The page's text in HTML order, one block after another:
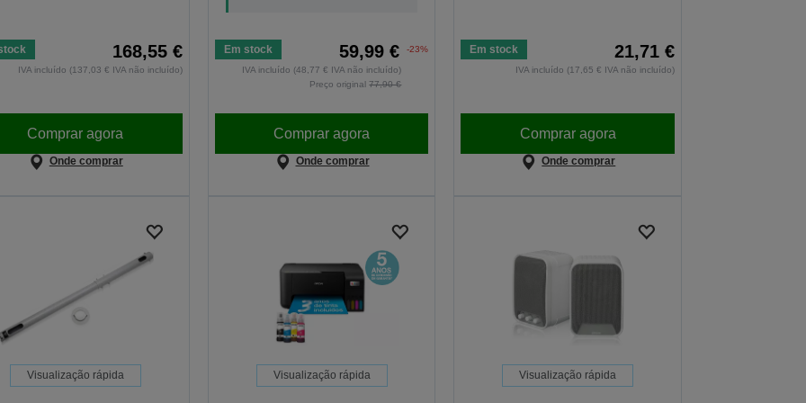
168,55 €
IVA incluído (137,03 € IVA não incluído)
Comprar agora
Onde comprar
Em stock 59,99 € -23%
IVA incluído (48,77 € IVA não incluído)
Preço original77,90 €
Comprar agora
Onde comprar
Em stock 21,71 €
IVA incluído (17,65 € IVA não incluído)
Comprar agora
Onde comprar
Visualização rápida Visualização rápida Visualização rápida